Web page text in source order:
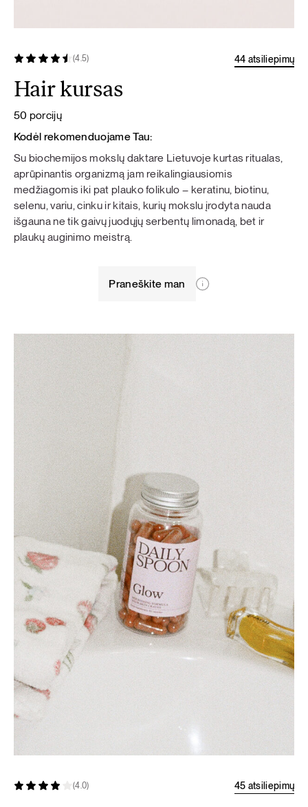
(4.5) 44 atsiliepimų
Hair kursas
50 porcijų
Kodėl rekomenduojame Tau:
Su biochemijos mokslų daktare Lietuvoje kurtas ritualas,
aprūpinantis organizmą jam reikalingiausiomis
medžiagomis iki pat plauko folikulo – keratinu, biotinu,
selenu, variu, cinku ir kitais, kurių mokslu įrodyta nauda
išgauna ne tik gaivų juodųjų serbentų limonadą, bet ir
plaukų auginimo meistrą.
Praneškite man
(4.0) 45 atsiliepimų